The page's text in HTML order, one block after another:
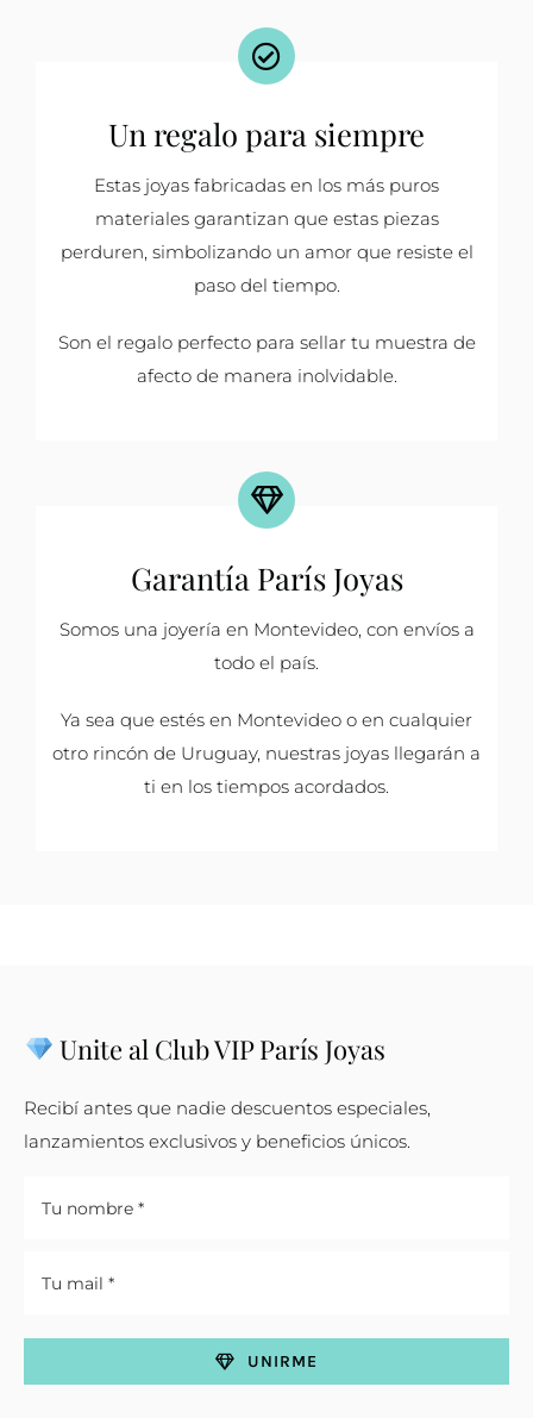
Un regalo para siempre
Estas joyas fabricadas en los más puros
materiales garantizan que estas piezas
perduren, simbolizando un amor que resiste el
paso del tiempo.
Son el regalo perfecto para sellar tu muestra de
afecto de manera inolvidable.
Garantía París Joyas
Somos una joyería en Montevideo, con envíos a
todo el país.
Ya sea que estés en Montevideo o en cualquier
otro rincón de Uruguay, nuestras joyas llegarán a
ti en los tiempos acordados.
Unite al Club VIP París Joyas
Recibí antes que nadie descuentos especiales,
lanzamientos exclusivos y beneficios únicos.
UNIRME